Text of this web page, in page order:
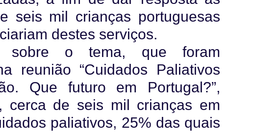
seis mil crianças portuguesas
destes serviços.
sobre o tema, que foram
reunião “Cuidados Paliativos
Que futuro em Portugal?”,
cerca de seis mil crianças em
paliativos, 25% das quais